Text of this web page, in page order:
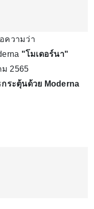
ความว่า
"โมเดอร์นา"
2565
กระตุ้นด้วย Moderna